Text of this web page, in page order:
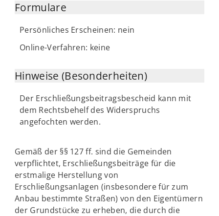
Formulare
Persönliches Erscheinen: nein
Online-Verfahren: keine
Hinweise (Besonderheiten)
Der Erschließungsbeitragsbescheid kann mit
dem Rechtsbehelf des Widerspruchs
angefochten werden.
Gemäß der §§ 127 ff. sind die Gemeinden
verpflichtet, Erschließungsbeiträge für die
erstmalige Herstellung von
Erschließungsanlagen (insbesondere für zum
Anbau bestimmte Straßen) von den Eigentümern
der Grundstücke zu erheben, die durch die